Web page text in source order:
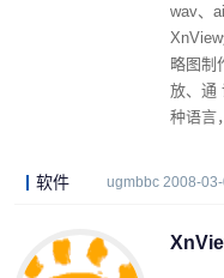
wav、
略图制
放、通
种语言
软件 ugmbbc 2008-